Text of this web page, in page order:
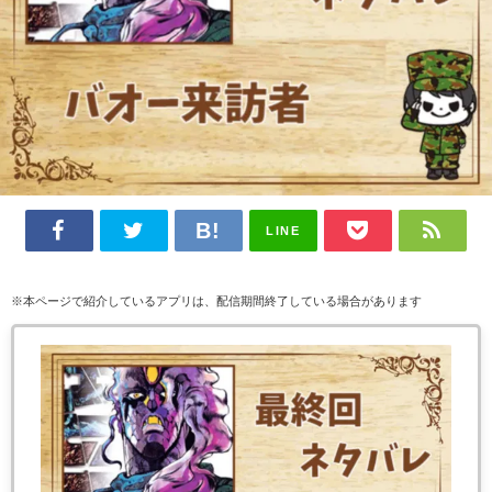
LINE
※本ページで紹介しているアプリは、配信期間終了している場合があります